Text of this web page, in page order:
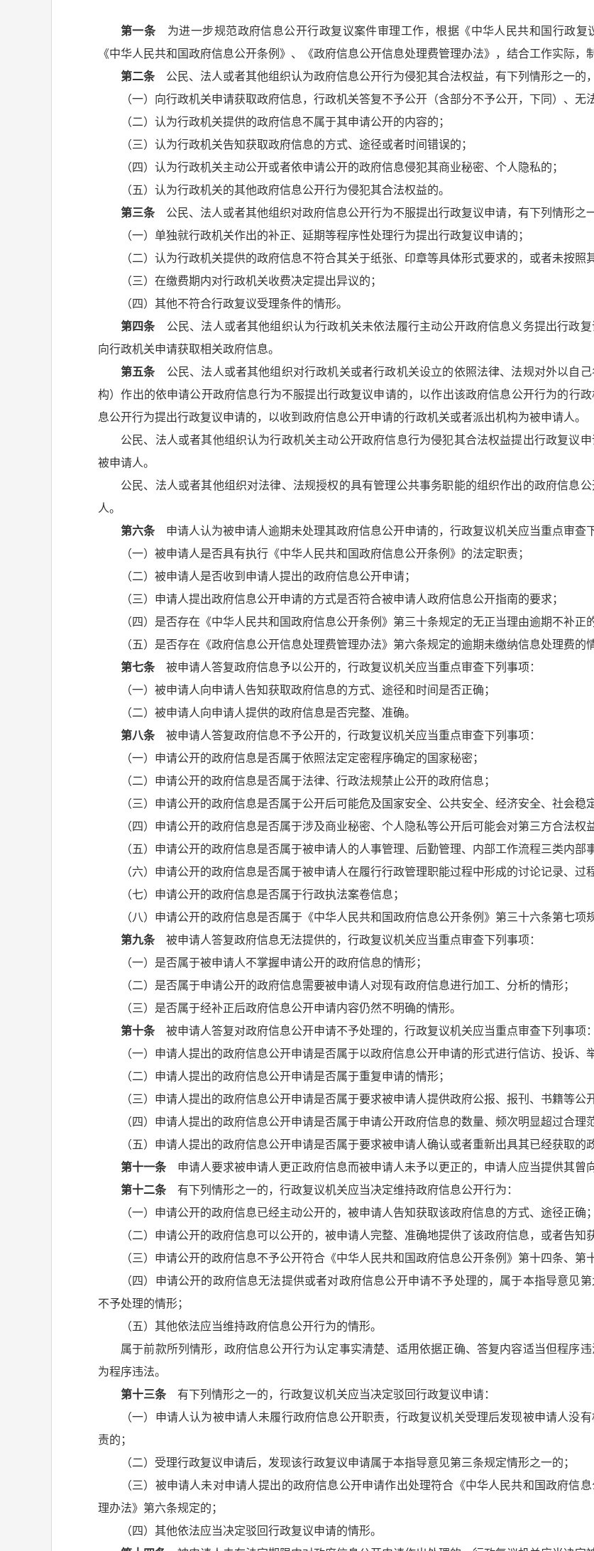
第一条为进一步规范政府信息公开行政复议案件审理工作，根据《中华人民共和国行政复
《中华人民共和国政府信息公开条例》、《政府信息公开信息处理费管理办法》，结合工作实际，
第二条公民、法人或者其他组织认为政府信息公开行为侵犯其合法权益，有下列情形之一的
（一）向行政机关申请获取政府信息，行政机关答复不予公开（含部分不予公开，下同）、无
（二）认为行政机关提供的政府信息不属于其申请公开的内容的；
（三）认为行政机关告知获取政府信息的方式、途径或者时间错误的；
（四）认为行政机关主动公开或者依申请公开的政府信息侵犯其商业秘密、个人隐私的；
（五）认为行政机关的其他政府信息公开行为侵犯其合法权益的。
第三条公民、法人或者其他组织对政府信息公开行为不服提出行政复议申请，有下列情形之
（一）单独就行政机关作出的补正、延期等程序性处理行为提出行政复议申请的；
（二）认为行政机关提供的政府信息不符合其关于纸张、印章等具体形式要求的，或者未按照
（三）在缴费期内对行政机关收费决定提出异议的；
（四）其他不符合行政复议受理条件的情形。
第四条公民、法人或者其他组织认为行政机关未依法履行主动公开政府信息义务提出行政
向行政机关申请获取相关政府信息。
第五条公民、法人或者其他组织对行政机关或者行政机关设立的依照法律、法规对外以自
构）作出的依申请公开政府信息行为不服提出行政复议申请的，以作出该政府信息公开行为的行
息公开行为提出行政复议申请的，以收到政府信息公开申请的行政机关或者派出机构为被申请人。
公民、法人或者其他组织认为行政机关主动公开政府信息行为侵犯其合法权益提出行政复议
被申请人。
公民、法人或者其他组织对法律、法规授权的具有管理公共事务职能的组织作出的政府信息
人。
第六条申请人认为被申请人逾期未处理其政府信息公开申请的，行政复议机关应当重点审查下
（一）被申请人是否具有执行《中华人民共和国政府信息公开条例》的法定职责；
（二）被申请人是否收到申请人提出的政府信息公开申请；
（三）申请人提出政府信息公开申请的方式是否符合被申请人政府信息公开指南的要求；
（四）是否存在《中华人民共和国政府信息公开条例》第三十条规定的无正当理由逾期不补正
（五）是否存在《政府信息公开信息处理费管理办法》第六条规定的逾期未缴纳信息处理费的
第七条被申请人答复政府信息予以公开的，行政复议机关应当重点审查下列事项：
（一）被申请人向申请人告知获取政府信息的方式、途径和时间是否正确；
（二）被申请人向申请人提供的政府信息是否完整、准确。
第八条被申请人答复政府信息不予公开的，行政复议机关应当重点审查下列事项：
（一）申请公开的政府信息是否属于依照法定定密程序确定的国家秘密；
（二）申请公开的政府信息是否属于法律、行政法规禁止公开的政府信息；
（三）申请公开的政府信息是否属于公开后可能危及国家安全、公共安全、经济安全、社会稳
（四）申请公开的政府信息是否属于涉及商业秘密、个人隐私等公开后可能会对第三方合法权
（五）申请公开的政府信息是否属于被申请人的人事管理、后勤管理、内部工作流程三类内部
（六）申请公开的政府信息是否属于被申请人在履行行政管理职能过程中形成的讨论记录、过
（七）申请公开的政府信息是否属于行政执法案卷信息；
（八）申请公开的政府信息是否属于《中华人民共和国政府信息公开条例》第三十六条第七项
第九条被申请人答复政府信息无法提供的，行政复议机关应当重点审查下列事项：
（一）是否属于被申请人不掌握申请公开的政府信息的情形；
（二）是否属于申请公开的政府信息需要被申请人对现有政府信息进行加工、分析的情形；
（三）是否属于经补正后政府信息公开申请内容仍然不明确的情形。
第十条被申请人答复对政府信息公开申请不予处理的，行政复议机关应当重点审查下列事项：
（一）申请人提出的政府信息公开申请是否属于以政府信息公开申请的形式进行信访、投诉、
（二）申请人提出的政府信息公开申请是否属于重复申请的情形；
（三）申请人提出的政府信息公开申请是否属于要求被申请人提供政府公报、报刊、书籍等公
（四）申请人提出的政府信息公开申请是否属于申请公开政府信息的数量、频次明显超过合理
（五）申请人提出的政府信息公开申请是否属于要求被申请人确认或者重新出具其已经获取的
第十一条申请人要求被申请人更正政府信息而被申请人未予以更正的，申请人应当提供其曾
第十二条有下列情形之一的，行政复议机关应当决定维持政府信息公开行为：
（一）申请公开的政府信息已经主动公开的，被申请人告知获取该政府信息的方式、途径正确；
（二）申请公开的政府信息可以公开的，被申请人完整、准确地提供了该政府信息，或者告知
（三）申请公开的政府信息不予公开符合《中华人民共和国政府信息公开条例》第十四条、第
（四）申请公开的政府信息无法提供或者对政府信息公开申请不予处理的，属于本指导意见
不予处理的情形；
（五）其他依法应当维持政府信息公开行为的情形。
属于前款所列情形，政府信息公开行为认定事实清楚、适用依据正确、答复内容适当但程序
为程序违法。
第十三条有下列情形之一的，行政复议机关应当决定驳回行政复议申请：
（一）申请人认为被申请人未履行政府信息公开职责，行政复议机关受理后发现被申请人没
责的；
（二）受理行政复议申请后，发现该行政复议申请属于本指导意见第三条规定情形之一的；
（三）被申请人未对申请人提出的政府信息公开申请作出处理符合《中华人民共和国政府信
理办法》第六条规定的；
（四）其他依法应当决定驳回行政复议申请的情形。